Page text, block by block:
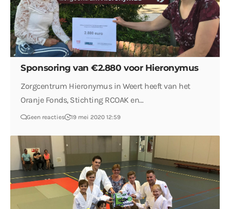
Sponsoring van €2.880 voor Hieronymus
Zorgcentrum Hieronymus in Weert heeft van het
Oranje Fonds, Stichting RCOAK en…
Geen reacties 19 mei 2020 12:59